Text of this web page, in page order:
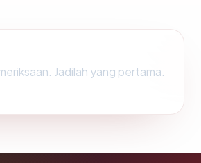
Jadilah yang pertama.